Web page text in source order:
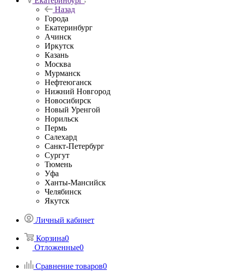
Назад
Города
Екатеринбург
Ачинск
Иркутск
Казань
Москва
Мурманск
Нефтеюганск
Нижний Новгород
Новосибирск
Новый Уренгой
Норильск
Пермь
Салехард
Санкт-Петербург
Сургут
Тюмень
Уфа
Ханты-Мансийск
Челябинск
Якутск
Личный кабинет
Корзина0
Отложенные0
Сравнение товаров0